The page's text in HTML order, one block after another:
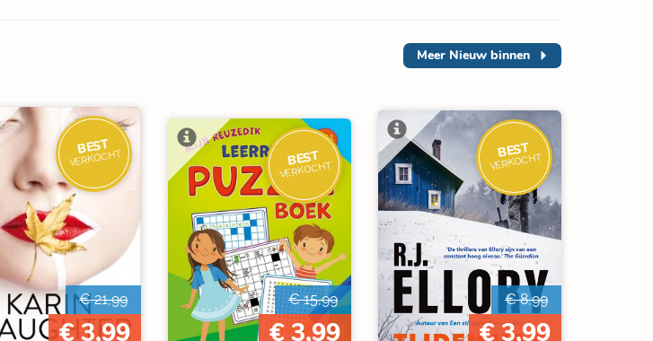
Meer Nieuw binnen
BEST
VERKOCHT
€ 21,99
€ 3,99
BEST
VERKOCHT
€ 15,99
€ 3,99
BEST
VERKOCHT
€ 8,99
€ 3,99